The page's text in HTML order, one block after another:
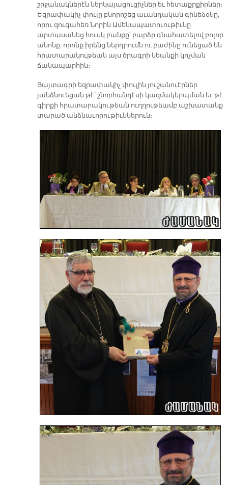
շրջանակներէն ներկայացուցիչներ եւ հետաքրքիրներ։
Եզրափակիչ փուլը բնորոշեց աւանդական գինեձօնը,
որու զուգահեռ Նորին Ամենապատուութիւնը
արտասանեց հուսկ բանքը՝ բարձր գնահատելով բոլոր
անոնք, որոնք իրենց ներդրումն ու բաժինը ունեցած են
հրատարակութեան այս ծրագրի կեանքի կոչման
ճանապարհին։
Յայտագրի եզրափակիչ փուլին յուշանուէրներ
յանձնուեցան թէ՛ շնորհանդէսի կազմակերպման եւ թէ
գիրքի հրատարակութեան ուղղութեամբ աշխատանք
տարած անձնաւորութիւններուն։